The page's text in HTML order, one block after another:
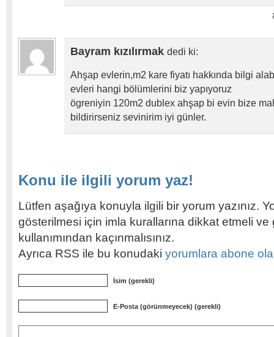
Bayram kızılırmak dedi ki:
Ahşap evlerin,m2 kare fiyatı hakkında bilgi
evleri hangi bölümlerini biz yapıyoruz
ögreniyin 120m2 dublex ahşap bi evin bize
bildirirseniz sevinirim iyi günler.
Konu ile ilgili yorum yaz!
Lütfen aşağıya konuyla ilgili bir yorum yazınız.
gösterilmesi için imla kurallarına dikkat etmeli
kullanımından kaçınmalısınız.
Ayrıca RSS ile bu konudaki yorumlara abone
İsim (gerekli)
E-Posta (görünmeyecek) (gerekli)